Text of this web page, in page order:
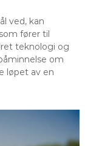
ved, kan
fører til
teknologi og
om
løpet av en